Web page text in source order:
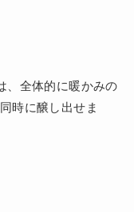
、全体的に暖かみの
時に醸し出せま